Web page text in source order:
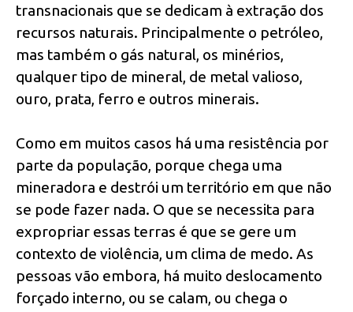
transnacionais que se dedicam à extração dos
recursos naturais. Principalmente o petróleo,
mas também o gás natural, os minérios,
qualquer tipo de mineral, de metal valioso,
ouro, prata, ferro e outros minerais.
Como em muitos casos há uma resistência por
parte da população, porque chega uma
mineradora e destrói um território em que não
se pode fazer nada. O que se necessita para
expropriar essas terras é que se gere um
contexto de violência, um clima de medo. As
pessoas vão embora, há muito deslocamento
forçado interno, ou se calam, ou chega o